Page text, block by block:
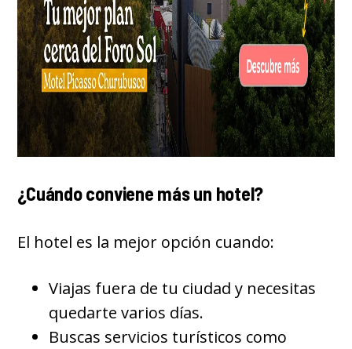
¿Cuándo conviene más un hotel?
El hotel es la mejor opción cuando:
Viajas fuera de tu ciudad y necesitas
quedarte varios días.
Buscas servicios turísticos como